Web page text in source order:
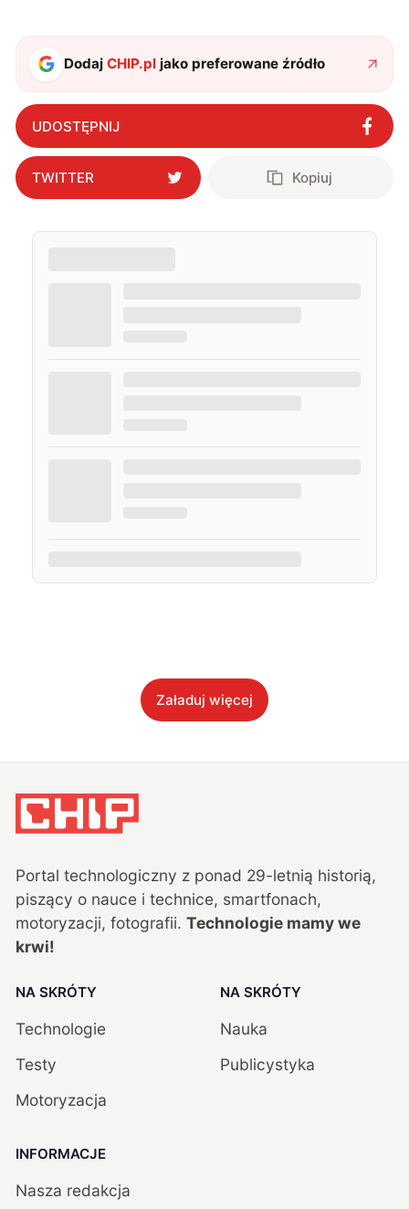
także uprawiać oraz oglądać sport.
DodajCHIP.pl jako preferowane źródło
UDOSTĘPNIJ
TWITTER Kopiuj
Załaduj więcej
Portal technologiczny z ponad 29-letnią historią,
piszący o nauce i technice, smartfonach,
motoryzacji, fotografii. Technologie mamy we
krwi!
NA SKRÓTY
Technologie
Testy
Motoryzacja
NA SKRÓTY
Nauka
Publicystyka
INFORMACJE
Nasza redakcja